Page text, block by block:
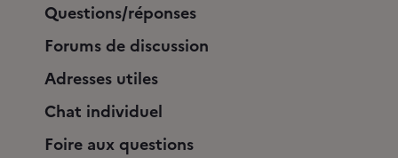
Questions/réponses
Forums de discussion
Adresses utiles
Chat individuel
Foire aux questions